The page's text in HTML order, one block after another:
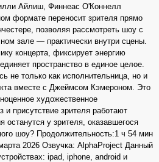
Айлиш, Финнеас О'Коннелл
формате переносит зрителя прямо
позволяя рассмотреть шоу с
зале — практически внутри сцены.
концерта, фиксирует энергию
пространство в единое целое.
не только как исполнительница, но и
вместе с Джеймсом Кэмероном. Это
художественное
и присутствие зрителя работают
останутся у зрителя, оказавшегося
шоу? Продолжительность:1 ч 54 мин
2026 Озвучка: AlphaProject Данный
ipad, iphone, android и